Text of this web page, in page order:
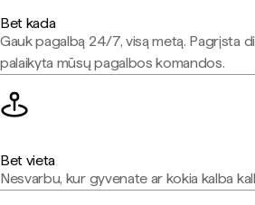
Bet kada
Gauk pagalbą 24/7, visą metą. Pagrįsta
palaikyta mūsų pagalbos komandos.
Bet vieta
Nesvarbu, kur gyvenate ar kokia kalba